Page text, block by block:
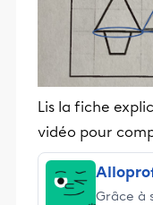
Lis la fiche
vidéo pour
Grâce à